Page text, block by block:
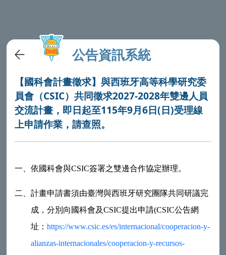
公告資訊系統
【國科會計畫徵求】與西班牙高等科學研究委
員會（CSIC）共同徵求2027-2028年雙邊人員
交流計畫，即日起至115年9月6日(日)受理線
上申請作業，請查照。
一、依國科會與CSIC簽署之雙邊合作協定辦理。
二、計畫申請書須由臺灣與西班牙研究團隊共同研議完
成，分別向國科會及CSIC提出申請(CSIC公告網
址：https://www.csic.es/es/internacional/cooperacion-y-
alianzas-internacionales/cooperacion-y-recursos-